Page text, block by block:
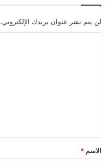
لن يتم نشر عنوان بريدك الإلكتروني.
*
الاسم *